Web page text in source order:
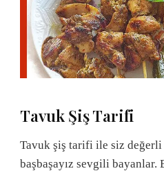
Tavuk Şiş Tarifi
Tavuk şiş tarifi ile siz
başbaşayız sevgili bayanlar.